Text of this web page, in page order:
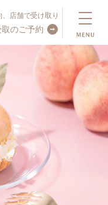
、店舗で受け取り
取のご予約